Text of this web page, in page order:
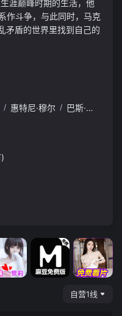
涯巅峰时期的生活，他
作斗争，与此同时，马克
矛盾的世界里找到自己的
/ 惠特尼·穆尔 / 巴斯·鲁藤
自营1线